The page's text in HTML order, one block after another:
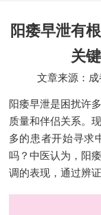
阳痿早泄有
关
文章来源：
阳痿早泄是困扰许
质量和伴侣关系。
多的患者开始寻求
吗？中医认为，阳
调的表现，通过辨